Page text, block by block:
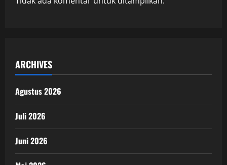
ARCHIVES
Agustus 2026
Juli 2026
Juni 2026